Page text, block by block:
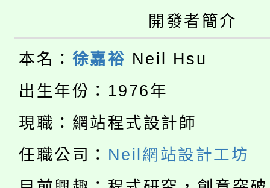
桃園市115學年度學生
生本土語及新住民語歌
公告本校115學年度第
代理(課)教師甄選結果(
公告本校115學年度第
代理(課)教師甄選結果(
《TA101》溝通分析基
程，歡迎學生輔導中心
115年食農教育專業人
開發者簡介
本名： 徐嘉裕 Neil Hsu
出生年份：1976年
現職：網站程式設計師
任職公司： Neil網站設計工坊